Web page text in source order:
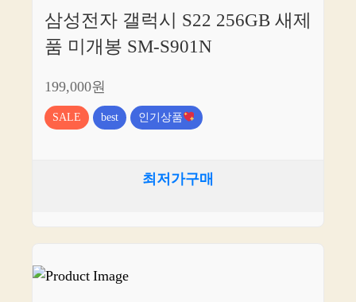
삼성전자 갤럭시 S22 256GB 새제
품 미개봉 SM-S901N
199,000원
SALE best 인기상품
최저가구매